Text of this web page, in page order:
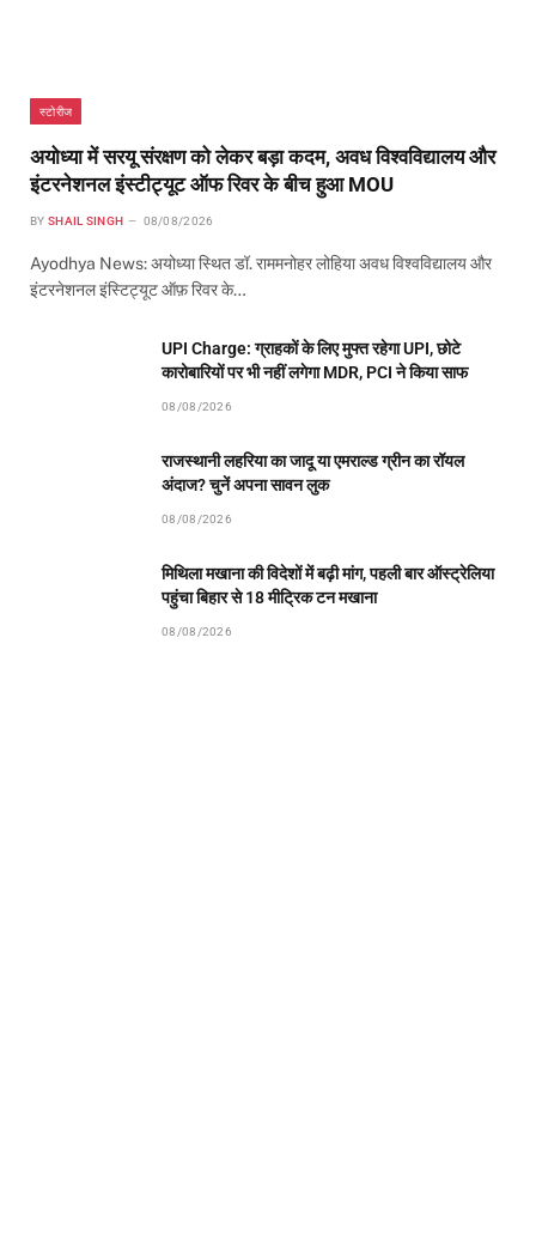
स्टोरीज
अयोध्या में सरयू संरक्षण को लेकर बड़ा कदम, अवध विश्वविद्यालय और
इंटरनेशनल इंस्टीट्यूट ऑफ रिवर के बीच हुआ MOU
BY SHAIL SINGH 08/08/2026
Ayodhya News: अयोध्या स्थित डॉ. राममनोहर लोहिया अवध विश्वविद्यालय और
इंटरनेशनल इंस्टिट्यूट ऑफ़ रिवर के…
UPI Charge: ग्राहकों के लिए मुफ्त रहेगा UPI, छोटे
कारोबारियों पर भी नहीं लगेगा MDR, PCI ने किया साफ
08/08/2026
राजस्थानी लहरिया का जादू या एमराल्ड ग्रीन का रॉयल
अंदाज? चुनें अपना सावन लुक
08/08/2026
मिथिला मखाना की विदेशों में बढ़ी मांग, पहली बार ऑस्ट्रेलिया
पहुंचा बिहार से 18 मीट्रिक टन मखाना
08/08/2026